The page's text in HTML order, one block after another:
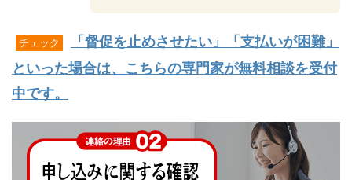
チェック
「督促を止めさせたい」「支払いが困難」
といった場合は、こちらの専門家が無料相談を受付
中です。